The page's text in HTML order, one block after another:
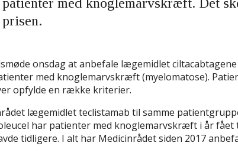
onsdag at anbefale lægemidlet
med knoglemarvskræft (myelomatose).
opfylde en række kriterier.
lægemidlet teclistamab til samme
har patienter med knoglemarvskræft i år fået
tidligere. I alt har Medicinrådet siden 2017